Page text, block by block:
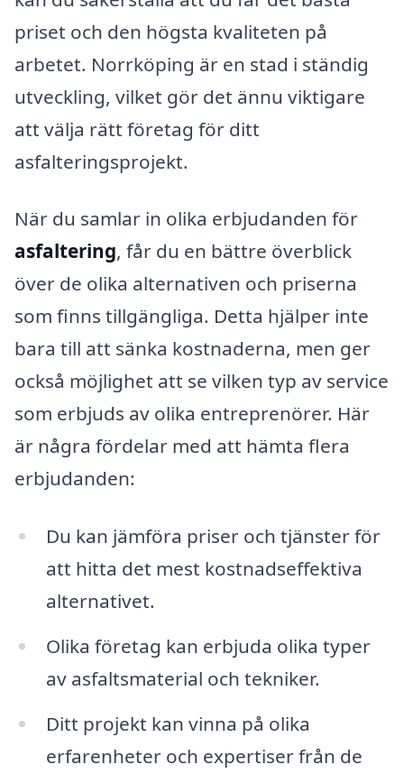
priset och den högsta kvaliteten på
arbetet. Norrköping är en stad i ständig
utveckling, vilket gör det ännu viktigare
att välja rätt företag för ditt
asfalteringsprojekt.
När du samlar in olika erbjudanden för
asfaltering, får du en bättre överblick
över de olika alternativen och priserna
som finns tillgängliga. Detta hjälper inte
bara till att sänka kostnaderna, men ger
också möjlighet att se vilken typ av service
som erbjuds av olika entreprenörer. Här
är några fördelar med att hämta flera
erbjudanden:
Du kan jämföra priser och tjänster för
att hitta det mest kostnadseffektiva
alternativet.
Olika företag kan erbjuda olika typer
av asfaltsmaterial och tekniker.
Ditt projekt kan vinna på olika
erfarenheter och expertiser från de